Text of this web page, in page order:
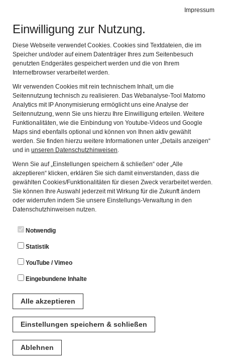
Impressum
Einwilligung zur Nutzung.
Diese Webseite verwendet Cookies. Cookies sind Textdateien, die im
Speicher und/oder auf einem Datenträger Ihres zum Seitenbesuch
genutzten Endgerätes gespeichert werden und die von Ihrem
Internetbrowser verarbeitet werden.
Wir verwenden Cookies mit rein technischem Inhalt, um die
Seitennutzung technisch zu realisieren. Das Webanalyse-Tool Matomo
Analytics mit IP Anonymisierung ermöglicht uns eine Analyse der
Seitennutzung, wenn Sie uns hierzu Ihre Einwilligung erteilen. Weitere
Funktionalitäten, wie die Einbindung von Youtube-Videos und Google
Maps sind ebenfalls optional und können von Ihnen aktiv gewählt
werden. Sie finden hierzu weitere Informationen unter „Details anzeigen“
und in unseren Datenschutzhinweisen.
Wenn Sie auf „Einstellungen speichern & schließen“ oder „Alle
akzeptieren“ klicken, erklären Sie sich damit einverstanden, dass die
gewählten Cookies/Funktionalitäten für diesen Zweck verarbeitet werden.
Sie können Ihre Auswahl jederzeit mit Wirkung für die Zukunft ändern
oder widerrufen indem Sie unsere Einstellungs-Verwaltung in den
Datenschutzhinweisen nutzen.
Notwendig
Statistik
YouTube / Vimeo
Eingebundene Inhalte
Alle akzeptieren
Einstellungen speichern & schließen
Ablehnen
Gebärdensprache
Fränkisches Freilandmuseum Fladungen
Das Fränkische
Freiland-Museum
Fladungen
Infos in Leichter Sprache